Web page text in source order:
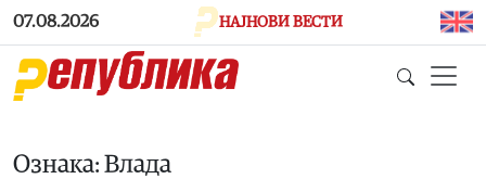
Skip to main content
07.08.2026 НАЈНОВИ ВЕСТИ
Ознака: Влада